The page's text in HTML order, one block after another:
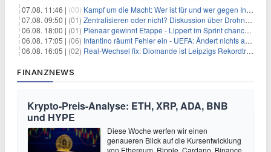
07.08. 11:46 | (00) Kampf um die Macht: Wer ist für und wer gegen Infantino?
07.08. 09:50 | (01) Zentralisieren oder nicht? Diskussion über Drohnenabwehr
06.08. 18:00 | (01) Pienaar gewinnt Etappe - Lippert im Sprint chancenlos
06.08. 17:05 | (06) Infantino räumt Fehler ein - UEFA: Ändert nichts an Boykott
06.08. 16:05 | (02) Real-Wechsel fix: Diomande ist Leipzigs Rekordtransfer
FINANZNEWS
Krypto-Preis-Analyse: ETH, XRP, ADA, BNB
und HYPE
Diese Woche werfen wir einen
genaueren Blick auf die Kursentwicklung
von Ethereum, Ripple, Cardano, Binance